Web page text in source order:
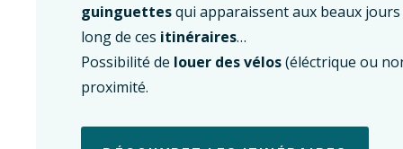
guinguettesqui apparaissent aux beaux jours
long de ces itinéraires…
Possibilité de louer des vélos(éléctrique ou
proximité.